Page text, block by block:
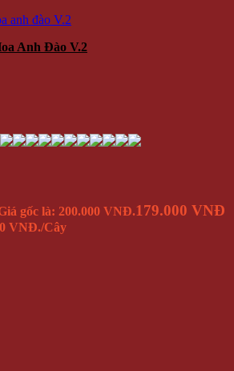
Anh Đào V.2
gốc là: 200.000 VNĐ.179.000 VNĐ
VNĐ./Cây